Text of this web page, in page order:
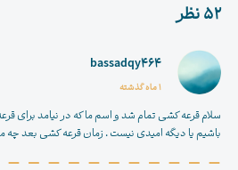
52 نظر
bassadqy464
1 ماه گذشته
سلام قرعه کشی تمام شد و اسم ما که در نیامد برای
باشیم یا دیگه امیدی نیست . زمان قرعه کشی بعد